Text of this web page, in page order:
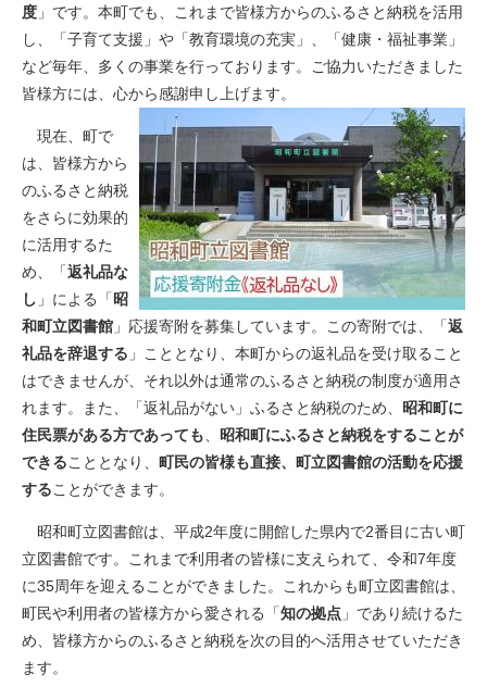
度 」です。本町でも、これまで皆様方からのふるさと納税を活用
し、「子育て支援」や「教育環境の充実」、「健康・福祉事業」
など毎年、多くの事業を行っております。ご協力いただきました
皆様方には、心から感謝申し上げます。
現在、町で
は、皆様方から
のふるさと納税
をさらに効果的
に活用するた
め、「返礼品な
し 」による「昭
和町立図書館 」応援寄附を募集しています。この寄附では、「返
礼品を辞退する 」こととなり、本町からの返礼品を受け取ること
はできませんが、それ以外は通常のふるさと納税の制度が適用さ
れます。また、「返礼品がない」ふるさと納税のため、 昭和町に
住民票がある方であっても
昭和町にふるさと納税をすることが
できることとなり、 町民の皆様も直接、町立図書館の活動を応援
することができます。
昭和町立図書館は、平成2年度に開館した県内で2番目に古い町
立図書館です。これまで利用者の皆様に支えられて、令和7年度
に35周年を迎えることができました。これからも町立図書館は、
町民や利用者の皆様方から愛される「知の拠点 」であり続けるた
め、皆様方からのふるさと納税を次の目的へ活用させていただき
ます。